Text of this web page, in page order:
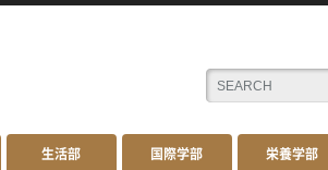
生活部 国際学部 栄養学部